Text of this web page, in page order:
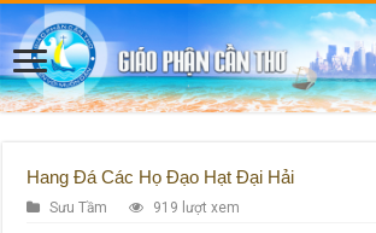
Hang Đá Các Họ Đạo Hạt Đại Hải
Sưu Tầm 919 lượt xem